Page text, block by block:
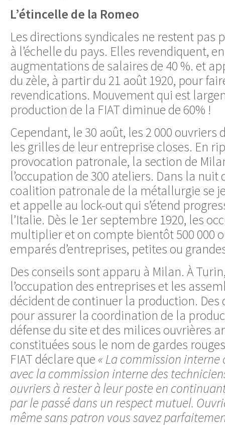
L’étincelle de la Romeo
Les directions syndicales ne restent pas
à l’échelle du pays. Elles revendiquent,
augmentations de salaires de 40 %. et
du zèle, à partir du 21 août 1920, pour
revendications. Mouvement qui est
production de la FIAT diminue de 60% !
Cependant, le 30 août, les 2 000 ouvriers
les grilles de leur entreprise closes. En
provocation patronale, la section de
l’occupation de 300 ateliers. Dans la nuit
coalition patronale de la métallurgie se
et appelle au lock-out qui s’étend
l’Italie. Dès le 1er septembre 1920, les
multiplier et on compte bientôt 500 000
emparés d’entreprises, petites ou
Des conseils sont apparu à Milan. À
l’occupation des entreprises et les
décident de continuer la production. Des
pour assurer la coordination de la
défense du site et des milices ouvrières
constituées sous le nom de gardes
FIAT déclare que « La commission
avec la commission interne des
ouvriers à rester à leur poste en
par le passé dans un respect mutuel.
même sans patron vous savez